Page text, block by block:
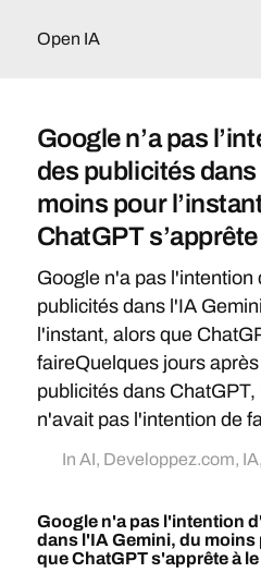
Open IA
Google n’a pas
des publicités dans
moins pour
ChatGPT
Google n'a pas l'intention
publicités dans l'IA
l'instant, alors que
faireQuelques jours
publicités dans ChatGPT,
n'avait pas l'intention de
In AI, Developpez.com, IA,
Google n'a pas l'intention
dans l'IA Gemini, du
que ChatGPT s'apprête à